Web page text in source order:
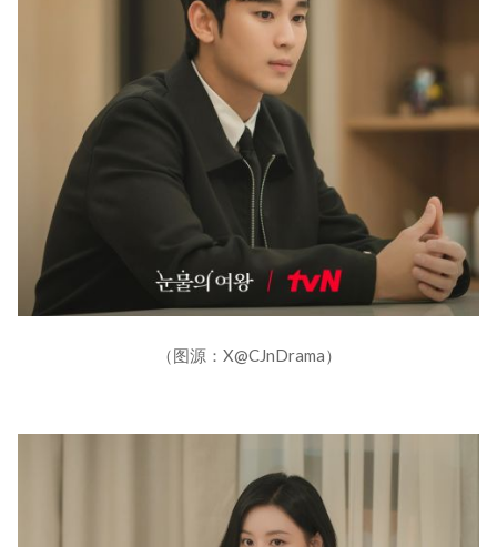
（图源：X@CJnDrama）